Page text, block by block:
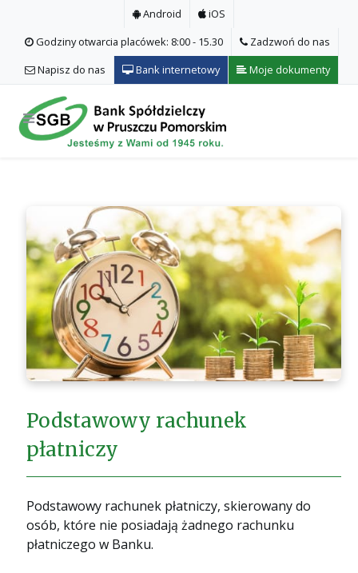
Android
iOS
Godziny otwarcia placówek: 8:00 - 15.30
Zadzwoń do nas
Napisz do nas
Bank internetowy Moje dokumenty
Podstawowy rachunek
płatniczy
Podstawowy rachunek płatniczy, skierowany do
osób, które nie posiadają żadnego rachunku
płatniczego w Banku.